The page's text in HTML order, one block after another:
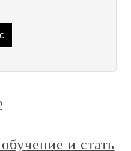
и стать